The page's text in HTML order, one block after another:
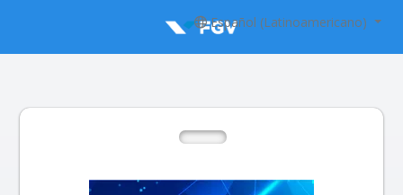
Español (Latinoamericano)